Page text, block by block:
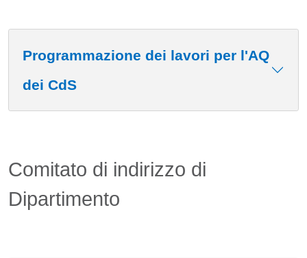
Programmazione dei lavori per l'AQ
dei CdS
Comitato di indirizzo di
Dipartimento